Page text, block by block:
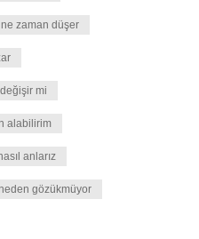
zaman düşer
mi
alabilirim
anlarız
gözükmüyor